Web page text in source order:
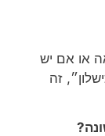
או אם יש
זה